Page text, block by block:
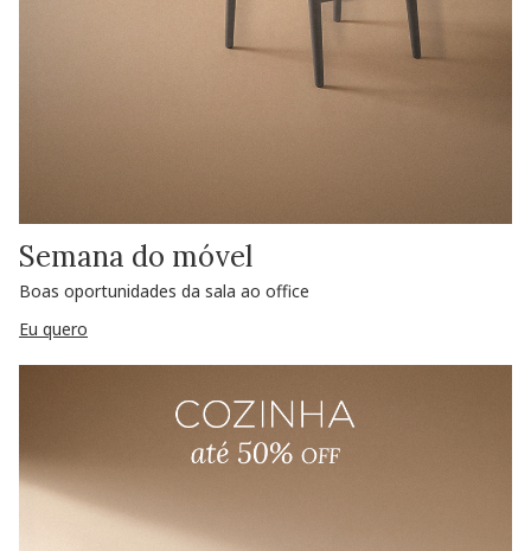
Semana do móvel
Boas oportunidades da sala ao office
Eu quero